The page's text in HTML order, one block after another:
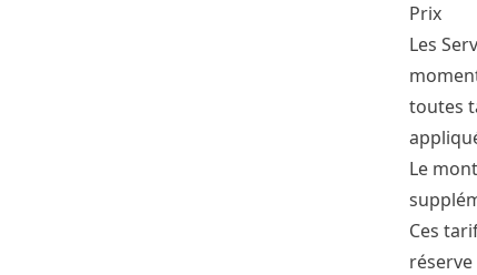
Prix
Les
toutes
Le
Ces